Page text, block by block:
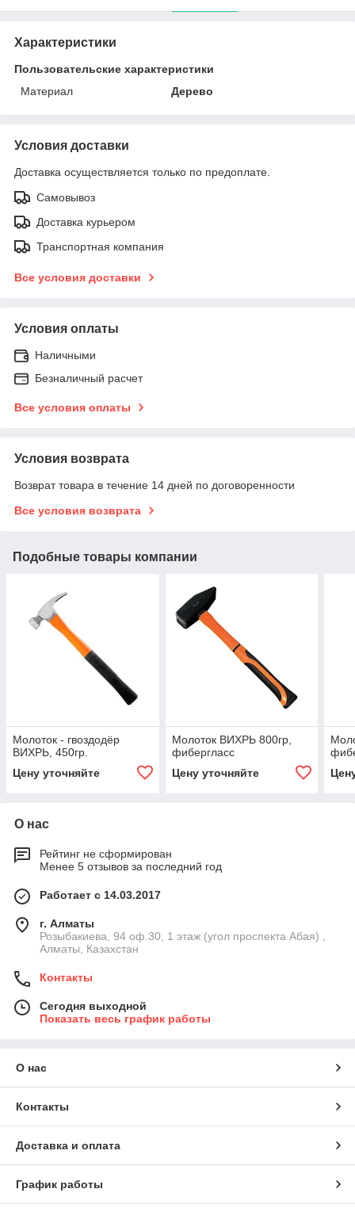
Характеристики
Пользовательские характеристики
Материал
Дерево
Условия доставки
Доставка осуществляется только по предоплате.
Самовывоз
Доставка курьером
Транспортная компания
Все условия доставки
Условия оплаты
Наличными
Безналичный расчет
Все условия оплаты
Условия возврата
Возврат товара в течение 14 дней по договоренности
Все условия возврата
Подобные товары компании
Молоток - гвоздодёр
ВИХРЬ, 450гр.
Цену уточняйте
Молоток ВИХРЬ 800гр,
фибергласс
Цену уточняйте
О нас
Рейтинг не сформирован
Менее 5 отзывов за последний год
Работает с 14.03.2017
г. Алматы
Розыбакиева, 94 оф.30, 1 этаж (угол проспекта Абая) ,
Алматы, Казахстан
Контакты
Сегодня выходной
Показать весь график работы
О нас
Контакты
Доставка и оплата
График работы